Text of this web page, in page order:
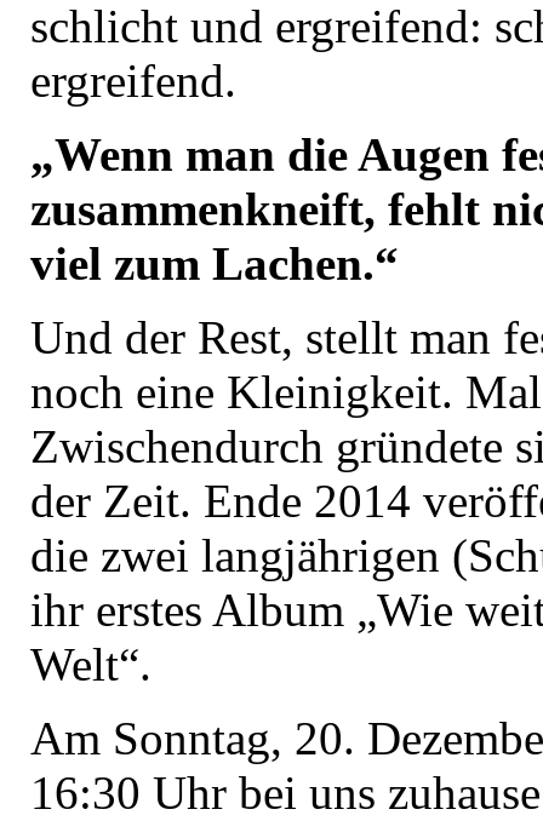
schlicht und ergreifend:
ergreifend.
„Wenn man die Augen
zusammenkneift, fehlt
viel zum Lachen.“
Und der Rest, stellt man
noch eine Kleinigkeit. Mal
Zwischendurch gründete
der Zeit. Ende 2014
die zwei langjährigen
ihr erstes Album „Wie
Welt“.
Am Sonntag, 20.
16:30 Uhr bei uns